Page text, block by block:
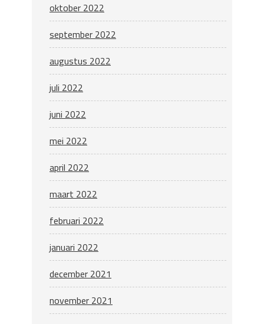
oktober 2022
september 2022
augustus 2022
juli 2022
juni 2022
mei 2022
april 2022
maart 2022
februari 2022
januari 2022
december 2021
november 2021